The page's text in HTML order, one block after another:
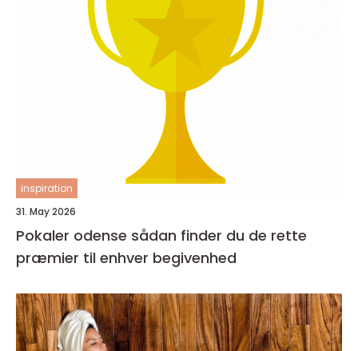
inspiration
31. May 2026
Pokaler odense sådan finder du de rette
præmier til enhver begivenhed